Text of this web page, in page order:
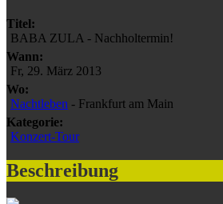
Titel:
BABA ZULA - Nachholtermin!
Wann:
Fr, 29. März 2013
Wo:
Nachtleben - Frankfurt am Main
Kategorie:
Konzert-Tour
Beschreibung